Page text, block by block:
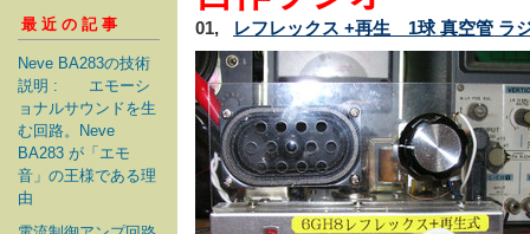
最近の記事
Neve BA283の技術
説明 : エモーシ
ョナルサウンドを生
む回路。Neve
BA283 が「エモ
音」の王様である理
由
01, レフレックス +再生 1球 真空管 ラ